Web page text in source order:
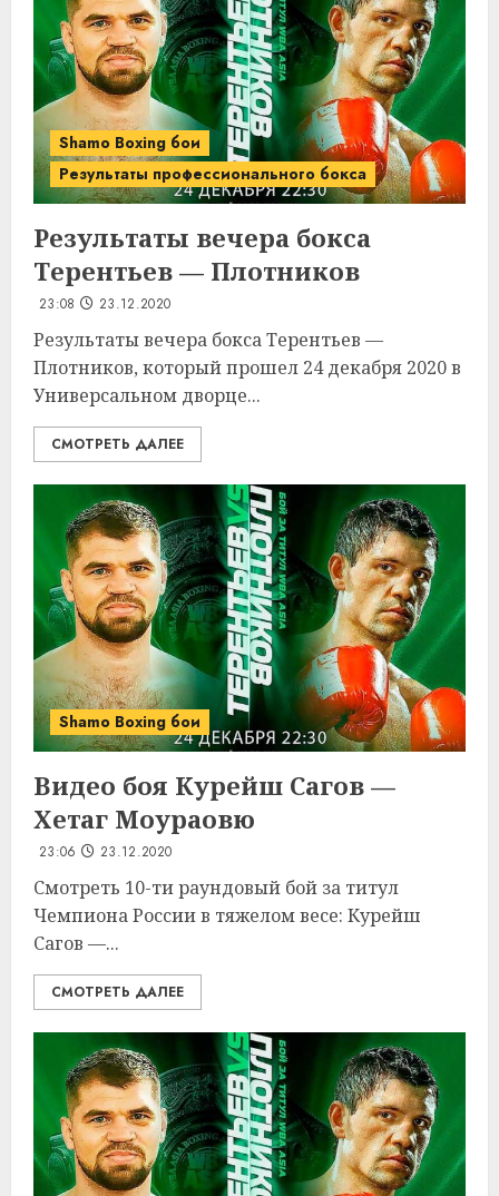
Shamo Boxing бои
Результаты профессионального бокса
Результаты вечера бокса
Терентьев — Плотников
23:08 23.12.2020
Результаты вечера бокса Терентьев —
Плотников, который прошел 24 декабря 2020 в
Универсальном дворце...
СМОТРЕТЬ ДАЛЕЕ
Shamo Boxing бои
Видео боя Курейш Сагов —
Хетаг Моураовю
23:06 23.12.2020
Смотреть 10-ти раундовый бой за титул
Чемпиона России в тяжелом весе: Курейш
Сагов —...
СМОТРЕТЬ ДАЛЕЕ